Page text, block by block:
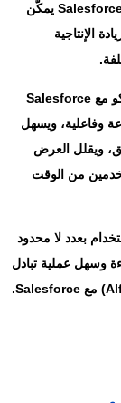
المحتوى، إن ربط محرك بحث المحتوى ألفريسكو مع Salesforce يمكّن
الإنتاجية
إن استخدام التكامل مع محرك بحث المحتوى ألفريسكو مع Salesforce
وفاعلية، ويسهل
ويقلل العرض
من الوقت
بعدد لا محدود
وسهل عملية تبادل